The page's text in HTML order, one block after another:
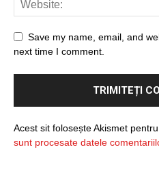
Save my name, email, and
next time I comment.
Acest sit folosește Akismet
sunt procesate datele